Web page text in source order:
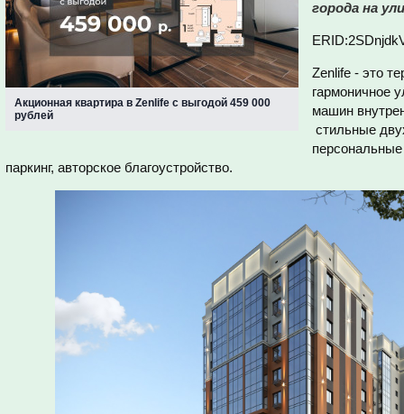
Акционная квартира в Zenlife с выгодой 459 000
рублей
города на
Zenlife - это
гармоничное
машин
стильные
паркинг, авторское благоустройство.